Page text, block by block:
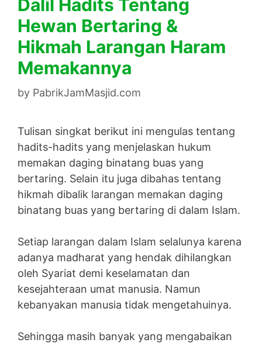
Dalil Hadits Tentang
Hewan Bertaring &
Hikmah Larangan Haram
Memakannya
by PabrikJamMasjid.com
Tulisan singkat berikut ini mengulas tentang
hadits-hadits yang menjelaskan hukum
memakan daging binatang buas yang
bertaring. Selain itu juga dibahas tentang
hikmah dibalik larangan memakan daging
binatang buas yang bertaring di dalam Islam.
Setiap larangan dalam Islam selalunya karena
adanya madharat yang hendak dihilangkan
oleh Syariat demi keselamatan dan
kesejahteraan umat manusia. Namun
kebanyakan manusia tidak mengetahuinya.
Sehingga masih banyak yang mengabaikan